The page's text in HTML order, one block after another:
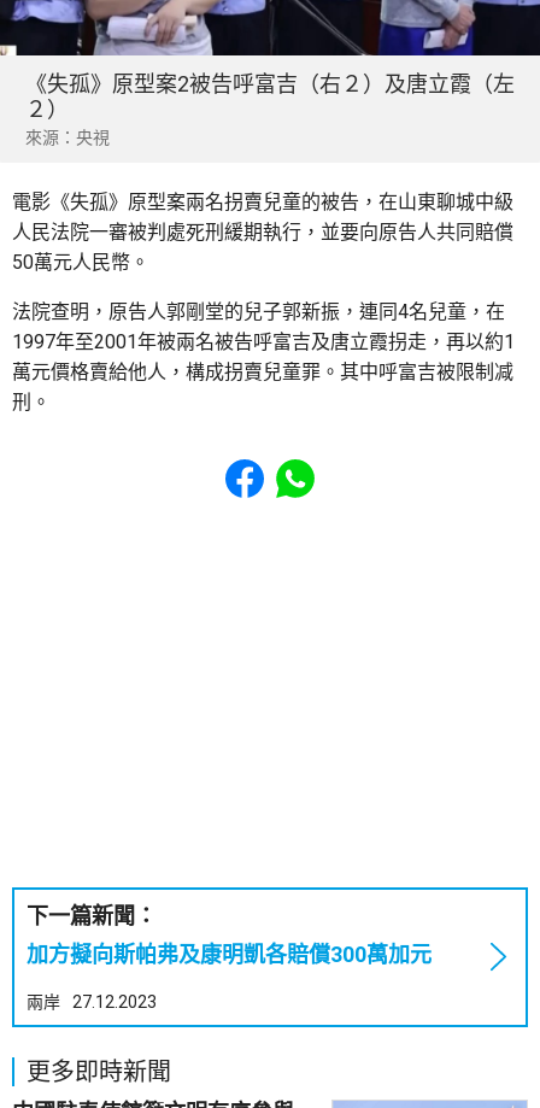
《失孤》原型案2被告呼富吉（右２）及唐立霞（左
２）
來源：央視
電影《失孤》原型案兩名拐賣兒童的被告，在山東聊城中級
人民法院一審被判處死刑緩期執行，並要向原告人共同賠償
50萬元人民幣。
法院查明，原告人郭剛堂的兒子郭新振，連同4名兒童，在
1997年至2001年被兩名被告呼富吉及唐立霞拐走，再以約1
萬元價格賣給他人，構成拐賣兒童罪。其中呼富吉被限制减
刑。
Share to Facebook
Share to WhatsApp
下一篇新聞：
加方擬向斯帕弗及康明凱各賠償300萬加元
兩岸 27.12.2023
更多即時新聞